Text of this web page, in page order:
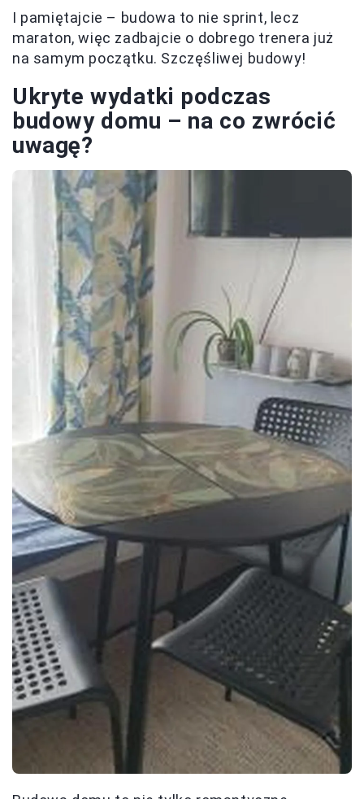
I pamiętajcie – budowa to nie sprint, lecz
maraton, więc zadbajcie o dobrego trenera już
na samym początku. Szczęśliwej budowy!
Ukryte wydatki podczas
budowy domu – na co zwrócić
uwagę?